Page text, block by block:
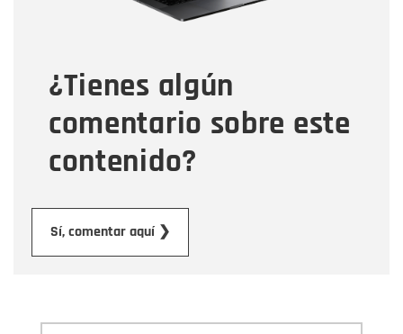
¿Tienes algún
comentario sobre este
contenido?
Sí, comentar aquí ❯
Tipo de comentario
Mensaje